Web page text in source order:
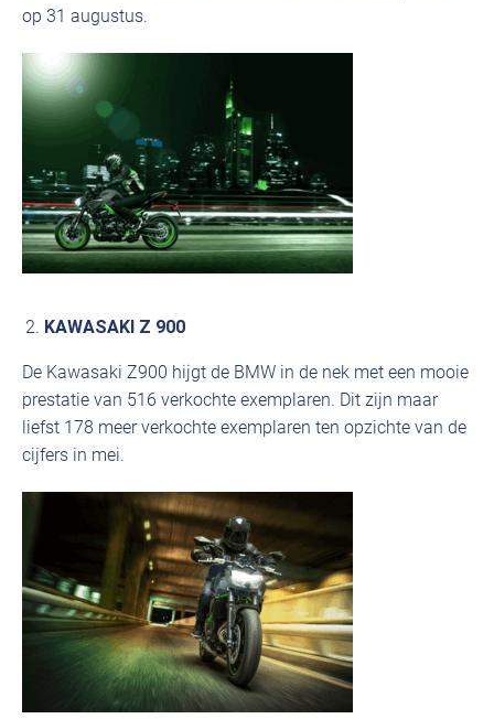
op 31 augustus.
KAWASAKI Z 900
De Kawasaki Z900 hijgt de BMW in de nek met een mooie
prestatie van 516 verkochte exemplaren. Dit zijn maar
liefst 178 meer verkochte exemplaren ten opzichte van de
cijfers in mei.